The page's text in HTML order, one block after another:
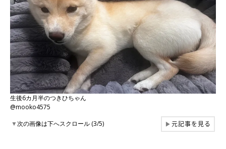
生後6カ月半のつきひちゃん
@mooko4575
▼次の画像は下へスクロール (3/5) ▶元記事を見る